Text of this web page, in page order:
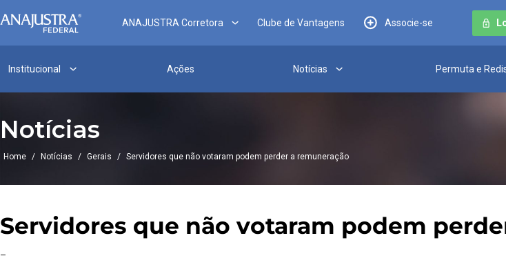
ANAJUSTRA Corretora Clube de Vantagens Associe-se
Institucional Ações Notícias Permuta e
Notícias
Home / Notícias / Gerais / Servidores que não votaram podem perder a remuneração
Servidores que não votaram podem
–